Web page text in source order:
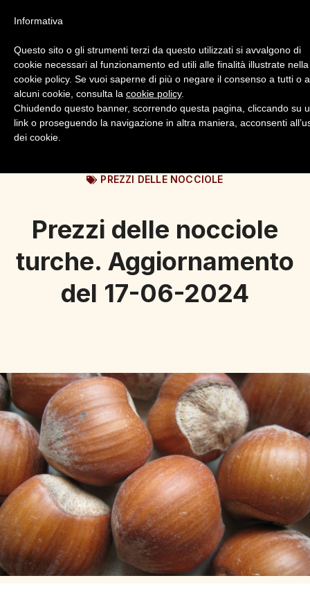
Login Registrazione
PREZZI DELLE NOCCIOLE
Prezzi delle nocciole
turche. Aggiornamento
del 17-06-2024
Informativa
Questo sito o gli strumenti terzi da questo utilizzati si avvalgono di
cookie necessari al funzionamento ed utili alle finalità illustrate nella
cookie policy. Se vuoi saperne di più o negare il consenso a tutti o
alcuni cookie, consulta la cookie policy.
Chiudendo questo banner, scorrendo questa pagina, cliccando su
link o proseguendo la navigazione in altra maniera, acconsenti
dei cookie.